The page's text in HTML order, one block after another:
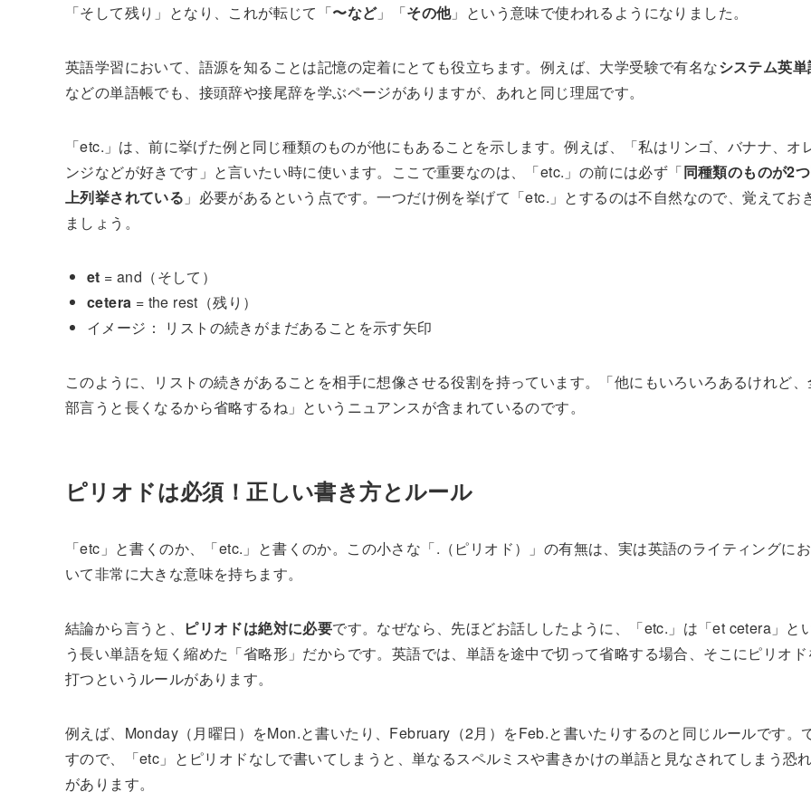
「そして残り」となり、これが転じて「〜など」「その他」という意味で使われるようになりました。
英語学習において、語源を知ることは記憶の定着にとても役立ちます。例えば、大学受験で有名なシステム英
などの単語帳でも、接頭辞や接尾辞を学ぶページがありますが、あれと同じ理屈です。
「etc.」は、前に挙げた例と同じ種類のものが他にもあることを示します。例えば、「私はリンゴ、バナナ、オ
ンジなどが好きです」と言いたい時に使います。ここで重要なのは、「etc.」の前には必ず「同種類のものが2
上列挙されている 」必要があるという点です。一つだけ例を挙げて「etc.」とするのは不自然なので、覚えてお
ましょう。
et = and（そして）
cetera = the rest（残り）
イメージ： リストの続きがまだあることを示す矢印
このように、リストの続きがあることを相手に想像させる役割を持っています。「他にもいろいろあるけれど、
部言うと長くなるから省略するね」というニュアンスが含まれているのです。
ピリオドは必須！正しい書き方とルール
「etc」と書くのか、「etc.」と書くのか。この小さな「.（ピリオド）」の有無は、実は英語のライティングにお
いて非常に大きな意味を持ちます。
結論から言うと、 ピリオドは絶対に必要です。なぜなら、先ほどお話ししたように、「etc.」は「et cetera」と
う長い単語を短く縮めた「省略形」だからです。英語では、単語を途中で切って省略する場合、そこにピリオド
打つというルールがあります。
例えば、Monday（月曜日）をMon.と書いたり、February（2月）をFeb.と書いたりするのと同じルールです。
すので、「etc」とピリオドなしで書いてしまうと、単なるスペルミスや書きかけの単語と見なされてしまう恐れ
があります。